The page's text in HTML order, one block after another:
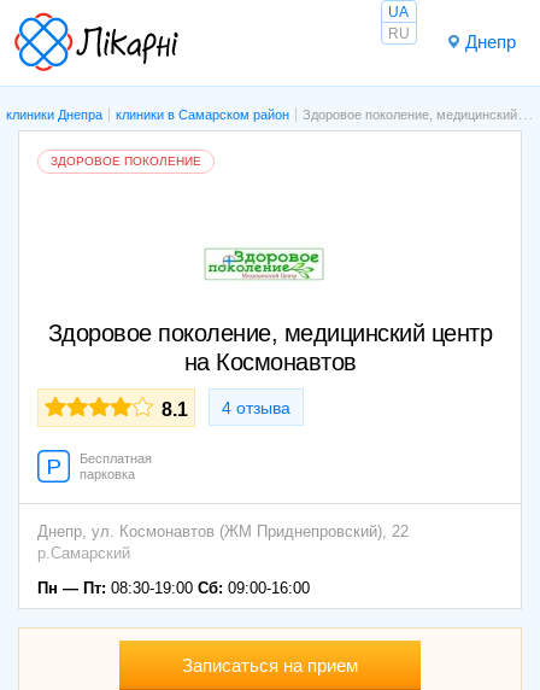
Днепр
UA
RU
клиники Днепра клиники в Самарском район Здоровое поколение, медицинский центр на Космонавтов
ЗДОРОВОЕ ПОКОЛЕНИЕ
Здоровое поколение, медицинский центр
на Космонавтов
8.1 4 отзыва
Бесплатная
парковка
Днепр, ул. Космонавтов (ЖМ Приднепровский), 22
р.Самарский
Пн — Пт: 08:30-19:00 Сб: 09:00-16:00
Записаться на прием